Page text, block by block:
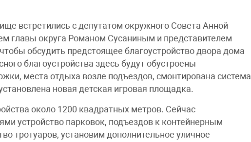
встретились с депутатом окружного Совета Анной
главы округа Романом Сусаниным и представителем
обсудить предстоящее благоустройство двора дома
благоустройства здесь будут обустроены
места отдыха возле подъездов, смонтирована система
новая детская игровая площадка.
около 1200 квадратных метров. Сейчас
устройство парковок, подъездов к контейнерным
тротуаров, установим дополнительное уличное